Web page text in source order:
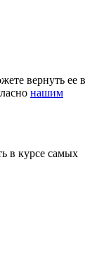
вернуть ее в
нашим
в курсе самых